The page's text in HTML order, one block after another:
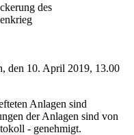
des
den 10. April 2019, 13.00
Anlagen sind
der Anlagen sind von
- genehmigt.